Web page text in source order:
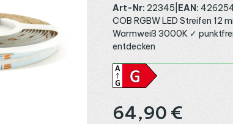
Art-Nr: 22345 EAN:
COB RGBW LED Streifen 12
Warmweiß 3000K ✓
entdecken
Regulärer Preis:
64,90 €